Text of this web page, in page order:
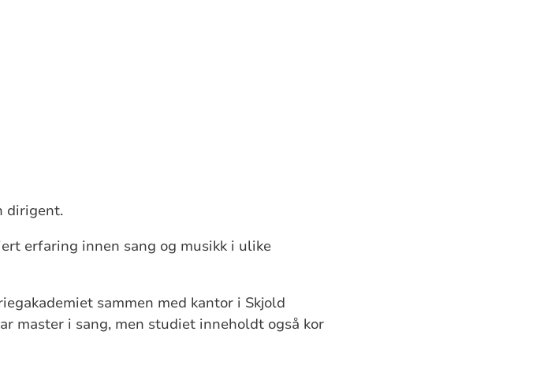
dirigent.
erfaring innen sang og musikk i ulike
sammen med kantor i Skjold
master i sang, men studiet inneholdt også kor